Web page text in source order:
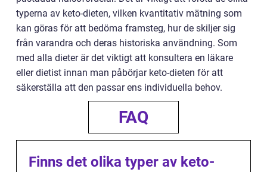
typerna av keto-dieten, vilken kvantitativ mätning som
kan göras för att bedöma framsteg, hur de skiljer sig
från varandra och deras historiska användning. Som
med alla dieter är det viktigt att konsultera en läkare
eller dietist innan man påbörjar keto-dieten för att
säkerställa att den passar ens individuella behov.
FAQ
Finns det olika typer av keto-